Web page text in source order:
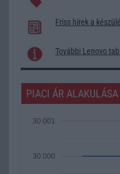
Friss hírek a
További Lenovo
PIACI ÁR
30 000
30 001